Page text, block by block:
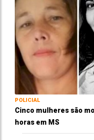
POLICIAL
Cinco mulheres são
horas em MS